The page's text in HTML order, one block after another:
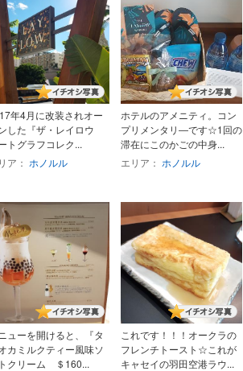
年4月に改装されオー
した『ザ・レイロウ
トグラフコレク...
ア： ホノルル
ホテルのアメニティ。コン
プリメンタリ―です☆1回の
滞在にこのかごの中身...
エリア： ホノルル
ューを開けると、『タ
カミルクティー風味ソ
クリーム ＄160...
これです！！！オークラの
フレンチトースト☆これが
キャセイの羽田空港ラウ...